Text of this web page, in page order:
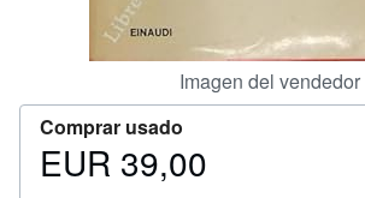
Imagen del vendedor
Comprar usado
Precio
EUR 39,00